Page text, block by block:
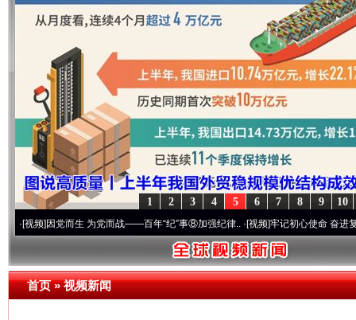
10
9
8
7
6
5
4
3
2
1
因党而生 为党而战——百年“纪”事⑧加强纪律..·[视频]牢记初心使命 奋进复兴征程丨“
首页»视频新闻